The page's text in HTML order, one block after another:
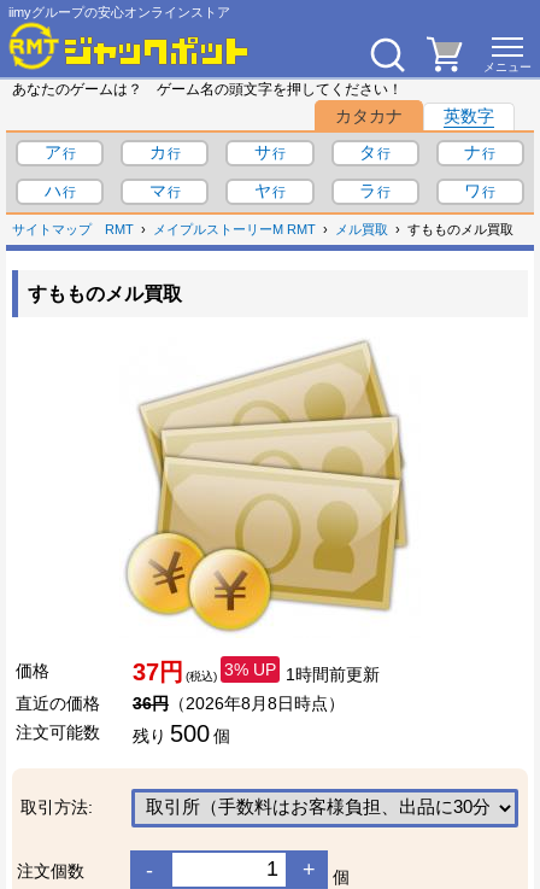
iimyグループの安心オンラインストア
あなたのゲームは？ ゲーム名の頭文字を押してください！
カタカナ
英数字
ア
カ サ タ
ナ
ハ
マ ヤ ラ ワ
サイトマップ RMT メイプルストーリーM RMT メル買取 すもものメル買取
すもものメル買取
価格 37円 (税込) 3% UP 1時間前更新
直近の価格
36円 （2026年8月8日時点）
注文可能数
残り 500個
取引方法:
注文個数 - + 個